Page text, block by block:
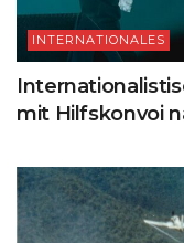
INTERNATIONALES
mit Hilfskonvoi